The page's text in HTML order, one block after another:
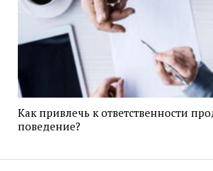
Как привлечь к ответственности
поведение?